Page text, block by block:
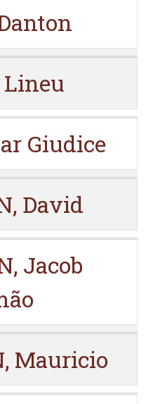
Lineu
Giudice
David
Jacob
Mauricio